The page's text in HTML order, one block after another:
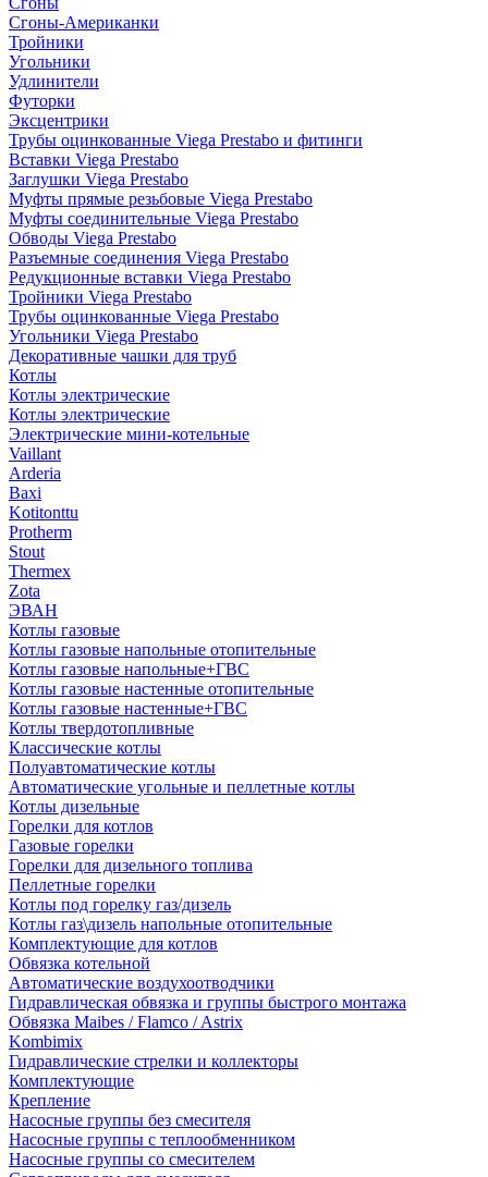
Сгоны-Американки
Тройники
Угольники
Удлинители
Футорки
Эксцентрики
Трубы оцинкованные Viega Prestabo и фитинги
Вставки Viega Prestabo
Заглушки Viega Prestabo
Муфты прямые резьбовые Viega Prestabo
Муфты соединительные Viega Prestabo
Обводы Viega Prestabo
Разъемные соединения Viega Prestabo
Редукционные вставки Viega Prestabo
Тройники Viega Prestabo
Трубы оцинкованные Viega Prestabo
Угольники Viega Prestabo
Декоративные чашки для труб
Котлы
Котлы электрические
Котлы электрические
Электрические мини-котельные
Vaillant
Arderia
Baxi
Kotitonttu
Protherm
Stout
Thermex
Zota
ЭВАН
Котлы газовые
Котлы газовые напольные отопительные
Котлы газовые напольные+ГВС
Котлы газовые настенные отопительные
Котлы газовые настенные+ГВС
Котлы твердотопливные
Классические котлы
Полуавтоматические котлы
Автоматические угольные и пеллетные котлы
Котлы дизельные
Горелки для котлов
Газовые горелки
Горелки для дизельного топлива
Пеллетные горелки
Котлы под горелку газ/дизель
Котлы газ\дизель напольные отопительные
Комплектующие для котлов
Обвязка котельной
Автоматические воздухоотводчики
Гидравлическая обвязка и группы быстрого монтажа
Обвязка Maibes / Flamco / Astrix
Kombimix
Гидравлические стрелки и коллекторы
Комплектующие
Крепление
Насосные группы без смесителя
Насосные группы с теплообменником
Насосные группы со смесителем